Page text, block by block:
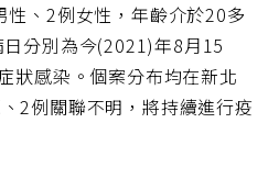
、2例女性，年齡介於20多
分別為今(2021)年8月15
狀感染。個案分布均在新北
2例關聯不明，將持續進行疫